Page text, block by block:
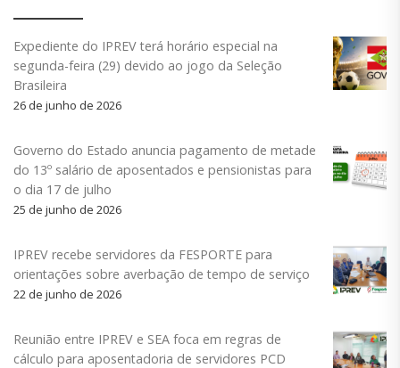
Expediente do IPREV terá horário especial na
segunda-feira (29) devido ao jogo da Seleção
Brasileira
26 de junho de 2026
Governo do Estado anuncia pagamento de metade
do 13º salário de aposentados e pensionistas para
o dia 17 de julho
25 de junho de 2026
IPREV recebe servidores da FESPORTE para
orientações sobre averbação de tempo de serviço
22 de junho de 2026
Reunião entre IPREV e SEA foca em regras de
cálculo para aposentadoria de servidores PCD